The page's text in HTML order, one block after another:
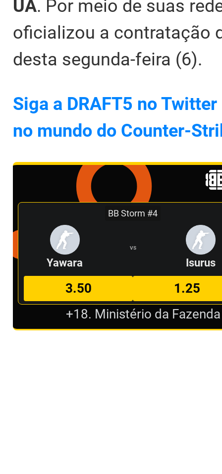
UA. Por meio de suas
oficializou a contratação
desta segunda-feira (6).
Siga a DRAFT5 no
no mundo do Counter-
BB Storm #4
Yawara
VS
Isurus
3.50
1.25
+18. Ministério da